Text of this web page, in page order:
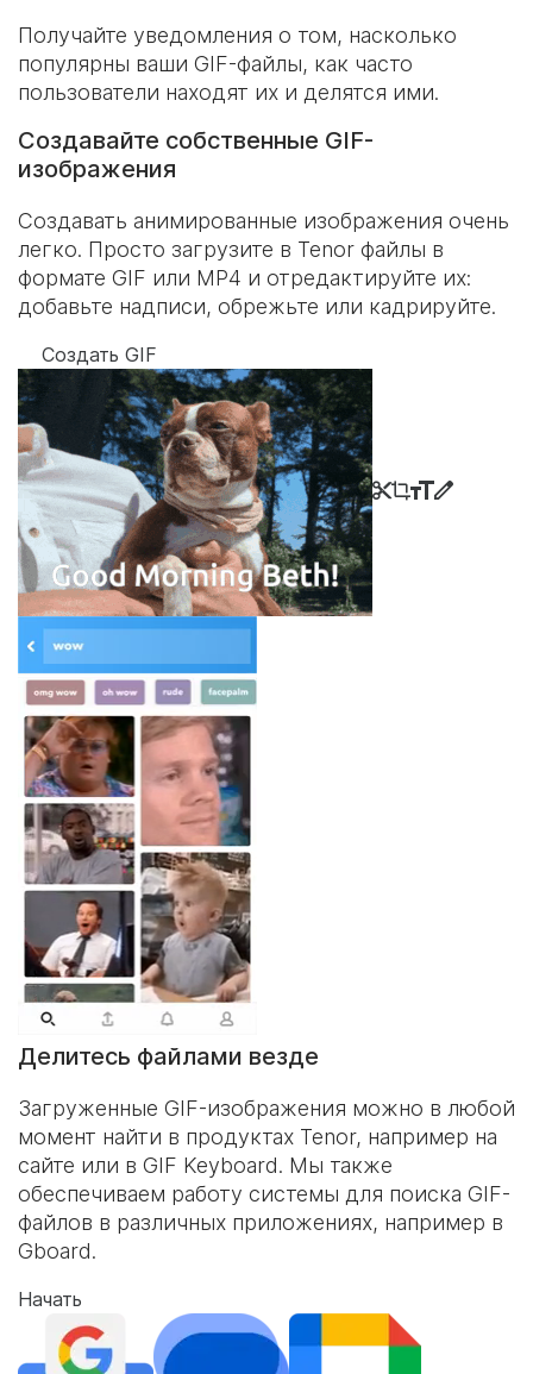
Получайте уведомления о том, насколько
популярны ваши GIF-файлы, как часто
пользователи находят их и делятся ими.
Создавайте собственные GIF-
изображения
Создавать анимированные изображения очень
легко. Просто загрузите в Tenor файлы в
формате GIF или MP4 и отредактируйте их:
добавьте надписи, обрежьте или кадрируйте.
Создать GIF
Делитесь файлами везде
Загруженные GIF-изображения можно в любой
момент найти в продуктах Tenor, например на
сайте или в GIF Keyboard. Мы также
обеспечиваем работу системы для поиска GIF-
файлов в различных приложениях, например в
Gboard.
Начать